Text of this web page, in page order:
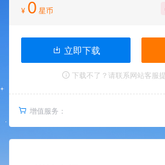
¥ 0 星币
立即下载
下载不了？请联系网站客服
增值服务：